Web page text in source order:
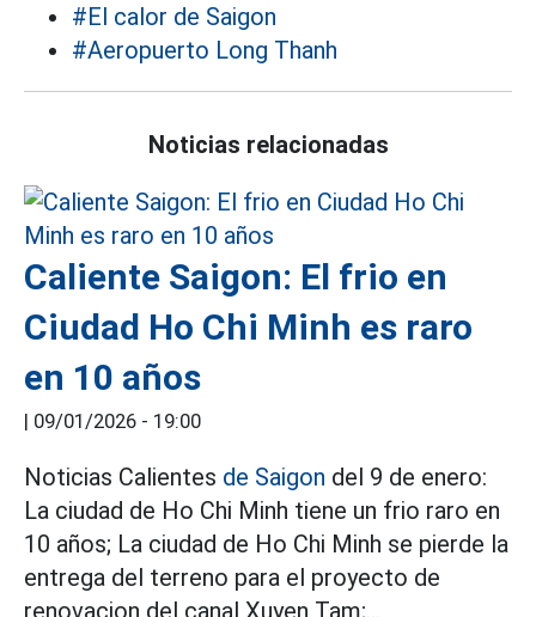
#El calor de Saigon
#Aeropuerto Long Thanh
Noticias relacionadas
Caliente Saigon: El frio en
Ciudad Ho Chi Minh es raro
en 10 años
| 09/01/2026 - 19:00
Noticias Calientes de Saigon del 9 de enero:
La ciudad de Ho Chi Minh tiene un frio raro en
10 años; La ciudad de Ho Chi Minh se pierde la
entrega del terreno para el proyecto de
renovacion del canal Xuyen Tam;...